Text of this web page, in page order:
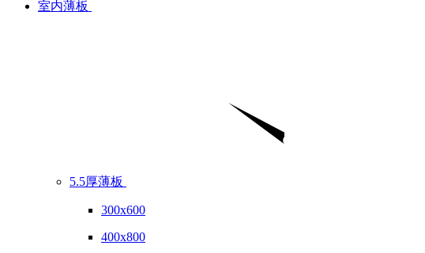
室内薄板
5.5厚薄板
300x600
400x800